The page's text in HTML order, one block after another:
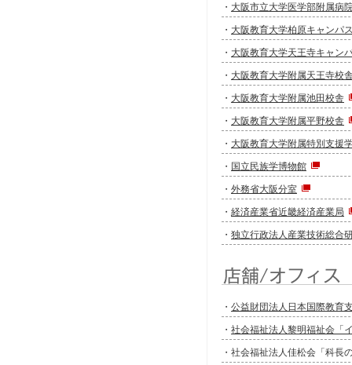
・ 大阪市立大学医学部附属病
・ 大阪教育大学柏原キャンパ
・ 大阪教育大学天王寺キャン
・ 大阪教育大学附属天王寺校
・ 大阪教育大学附属池田校舎
・ 大阪教育大学附属平野校舎
・ 大阪教育大学附属特別支援
・ 国立民族学博物館
・ 外務省大阪分室
・ 経済産業省近畿経済産業局
・ 独立行政法人産業技術総合
・ 公益財団法人日本国際教育
・ 社会福祉法人黎明福祉会「
・社会福祉法人佳松会「科長